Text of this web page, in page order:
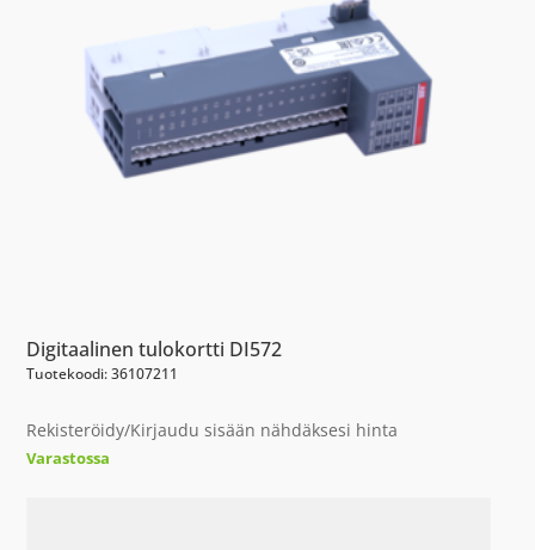
Digitaalinen tulokortti DI572
Tuotekoodi: 36107211
Rekisteröidy/Kirjaudu sisään nähdäksesi hinta
Varastossa